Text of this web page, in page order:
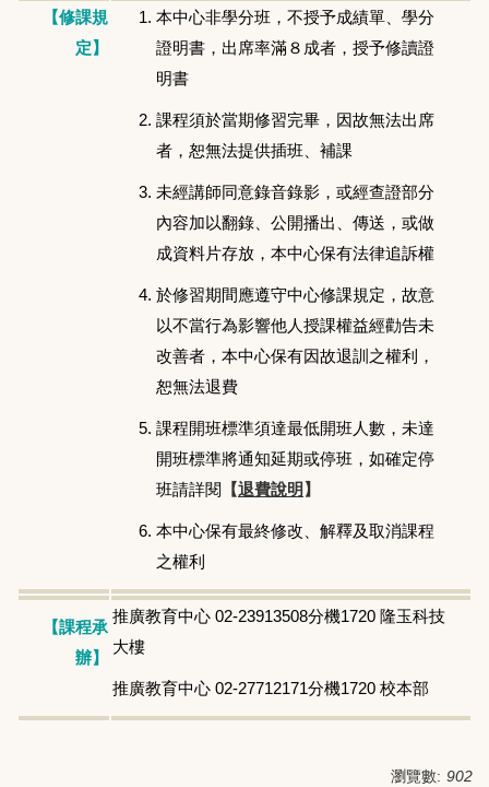
【修課規
定】
本中心非學分班，不授予成績單、學分
證明書，出席率滿８成者，授予修讀證
明書
課程須於當期修習完畢，因故無法出席
者，恕無法提供插班、補課
未經講師同意錄音錄影，或經查證部分
內容加以翻錄、公開播出、傳送，或做
成資料片存放，本中心保有法律追訴權
於修習期間應遵守中心修課規定，故意
以不當行為影響他人授課權益經勸告未
改善者，本中心保有因故退訓之權利，
恕無法退費
課程開班標準須達最低開班人數，未達
開班標準將通知延期或停班，如確定停
班請詳閱 【退費說明 】
本中心保有最終修改、解釋及取消課程
之權利
【課程承
辦】
推廣教育中心 02-23913508分機1720 隆玉科技
大樓
推廣教育中心 02-27712171分機1720 校本部
瀏覽數: 902